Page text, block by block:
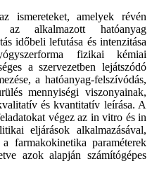
ismereteket, amelyek révén
az alkalmazott hatóanyag
időbeli lefutása és intenzitása
fizikai kémiai
a szervezetben lejátszódó
a hatóanyag-felszívódás,
mennyiségi viszonyainak,
és kvantitatív leírása. A
végez az in vitro és in
eljárások alkalmazásával,
farmakokinetika paraméterek
azok alapján számítógépes